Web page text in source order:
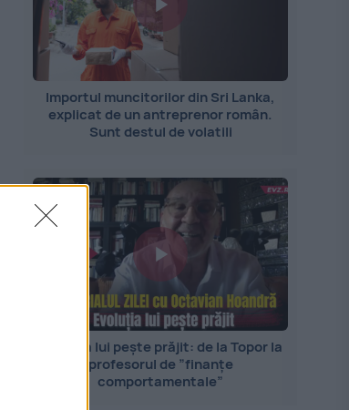
Importul muncitorilor din Sri Lanka,
explicat de un antreprenor român.
Sunt destul de volatili
Evoluția lui pește prăjit: de la Topor la
profesorul de ”finanțe
comportamentale”